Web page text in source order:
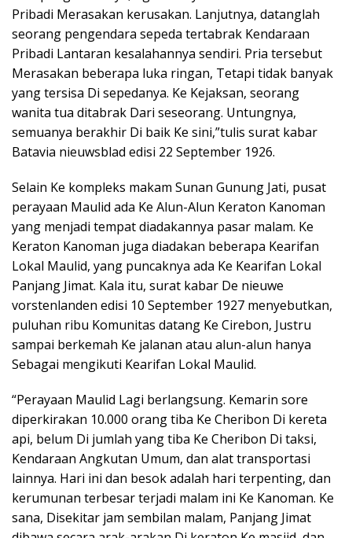
Pribadi Merasakan kerusakan. Lanjutnya, datanglah
seorang pengendara sepeda tertabrak Kendaraan
Pribadi Lantaran kesalahannya sendiri. Pria tersebut
Merasakan beberapa luka ringan, Tetapi tidak banyak
yang tersisa Di sepedanya. Ke Kejaksan, seorang
wanita tua ditabrak Dari seseorang. Untungnya,
semuanya berakhir Di baik Ke sini,”tulis surat kabar
Batavia nieuwsblad edisi 22 September 1926.
Selain Ke kompleks makam Sunan Gunung Jati, pusat
perayaan Maulid ada Ke Alun-Alun Keraton Kanoman
yang menjadi tempat diadakannya pasar malam. Ke
Keraton Kanoman juga diadakan beberapa Kearifan
Lokal Maulid, yang puncaknya ada Ke Kearifan Lokal
Panjang Jimat. Kala itu, surat kabar De nieuwe
vorstenlanden edisi 10 September 1927 menyebutkan,
puluhan ribu Komunitas datang Ke Cirebon, Justru
sampai berkemah Ke jalanan atau alun-alun hanya
Sebagai mengikuti Kearifan Lokal Maulid.
“Perayaan Maulid Lagi berlangsung. Kemarin sore
diperkirakan 10.000 orang tiba Ke Cheribon Di kereta
api, belum Di jumlah yang tiba Ke Cheribon Di taksi,
Kendaraan Angkutan Umum, dan alat transportasi
lainnya. Hari ini dan besok adalah hari terpenting, dan
kerumunan terbesar terjadi malam ini Ke Kanoman. Ke
sana, Disekitar jam sembilan malam, Panjang Jimat